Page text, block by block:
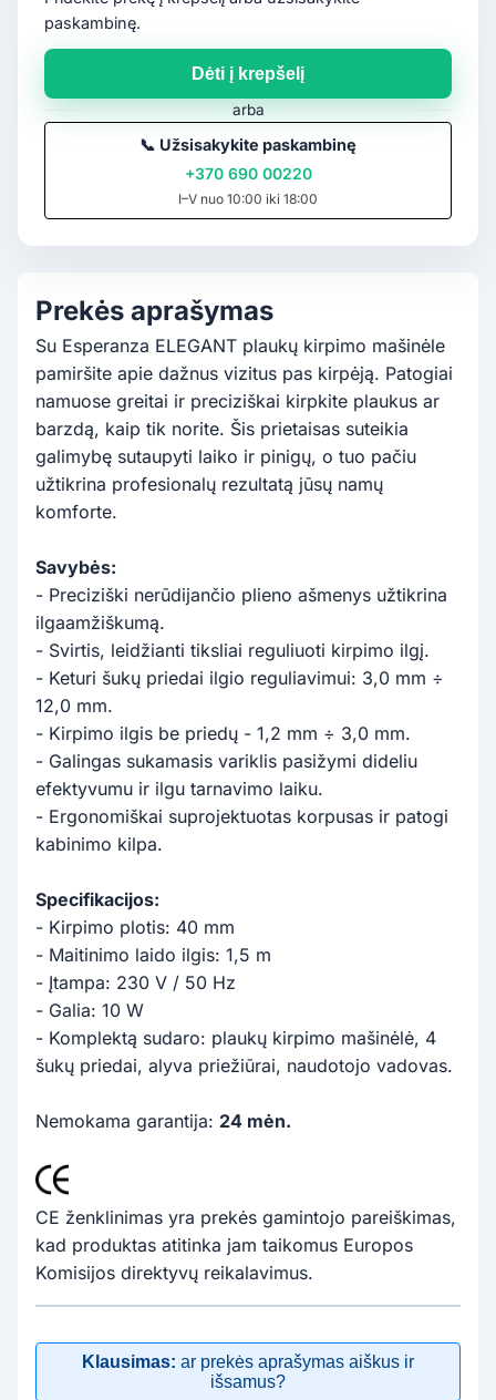
paskambinę.
Dėti į krepšelį
arba
📞 Užsisakykite paskambinę
+370 690 00220
I–V nuo 10:00 iki 18:00
Prekės aprašymas
Su Esperanza ELEGANT plaukų kirpimo mašinėle
pamiršite apie dažnus vizitus pas kirpėją. Patogiai
namuose greitai ir preciziškai kirpkite plaukus ar
barzdą, kaip tik norite. Šis prietaisas suteikia
galimybę sutaupyti laiko ir pinigų, o tuo pačiu
užtikrina profesionalų rezultatą jūsų namų
komforte.
Savybės:
- Preciziški nerūdijančio plieno ašmenys užtikrina
ilgaamžiškumą.
- Svirtis, leidžianti tiksliai reguliuoti kirpimo ilgį.
- Keturi šukų priedai ilgio reguliavimui: 3,0 mm ÷
12,0 mm.
- Kirpimo ilgis be priedų - 1,2 mm ÷ 3,0 mm.
- Galingas sukamasis variklis pasižymi dideliu
efektyvumu ir ilgu tarnavimo laiku.
- Ergonomiškai suprojektuotas korpusas ir patogi
kabinimo kilpa.
Specifikacijos:
- Kirpimo plotis: 40 mm
- Maitinimo laido ilgis: 1,5 m
- Įtampa: 230 V / 50 Hz
- Galia: 10 W
- Komplektą sudaro: plaukų kirpimo mašinėlė, 4
šukų priedai, alyva priežiūrai, naudotojo vadovas.
Nemokama garantija: 24 mėn.
CE ženklinimas yra prekės gamintojo pareiškimas,
kad produktas atitinka jam taikomus Europos
Komisijos direktyvų reikalavimus.
Klausimas: ar prekės aprašymas aiškus ir
išsamus?